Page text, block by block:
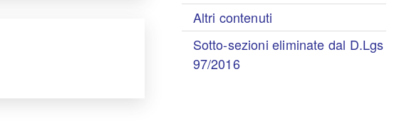
Altri contenuti
Sotto-sezioni eliminate dal D.Lgs
97/2016